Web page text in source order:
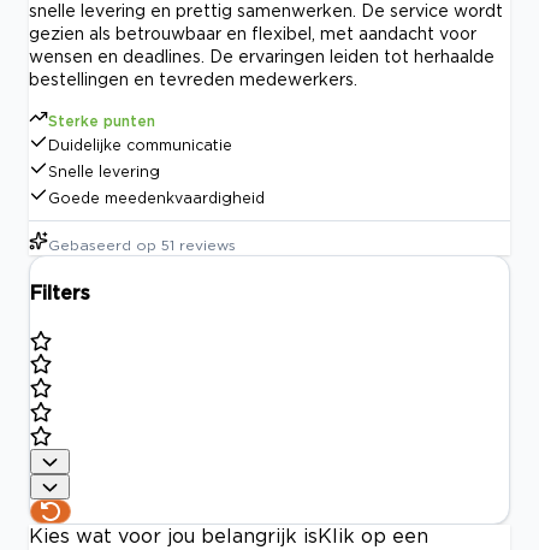
snelle levering en prettig samenwerken. De service wordt
gezien als betrouwbaar en flexibel, met aandacht voor
wensen en deadlines. De ervaringen leiden tot herhaalde
bestellingen en tevreden medewerkers.
Sterke punten
Duidelijke communicatie
Snelle levering
Goede meedenkvaardigheid
Gebaseerd op 51 reviews
Filters
Kies wat voor jou belangrijk is Klik op een